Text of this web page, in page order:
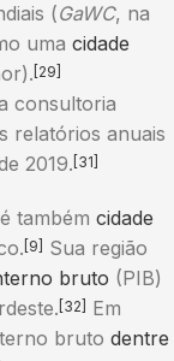
(GaWC, na
uma cidade
[29]
consultoria
relatórios anuais
2019. [31]
também cidade
[9]
Sua região
bruto (PIB)
[32]
Em
bruto dentre